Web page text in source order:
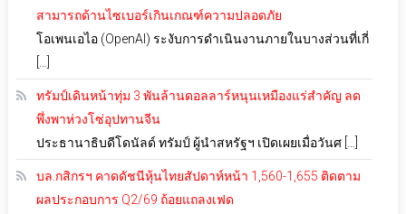
สามารถด้านไซเบอร์เกินเกณฑ์ความปลอดภัย
โอเพนเอไอ (OpenAI) ระงับการดำเนินงานภายในบางส่วนที่เกี่
ทรัมป์เดินหน้าทุ่ม 3 พันล้านดอลลาร์หนุนเหมืองแร่สำคัญ ลด
พึ่งพาห่วงโซ่อุปทานจีน
ประธานาธิบดีโดนัลด์ ทรัมป์ ผู้นำสหรัฐฯ เปิดเผยเมื่อวันศ […]
บล.กสิกรฯ คาดดัชนีหุ้นไทยสัปดาห์หน้า 1,560-1,655 ติดตาม
ผลประกอบการ Q2/69 ถ้อยแถลงเฟด